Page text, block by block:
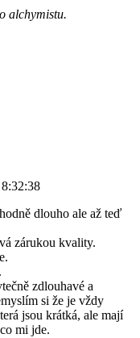
alchymistu.
dlouho ale až teď
zárukou kvality.
zdlouhavé a
si že je vždy
jsou krátká, ale mají
mi jde.